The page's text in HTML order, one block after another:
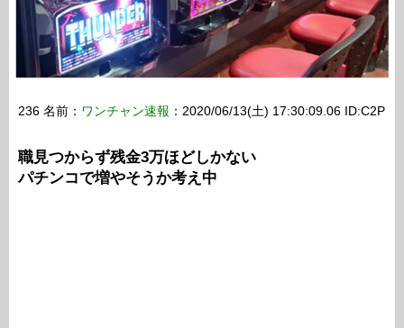
236 名前： ワンチャン速報 ：2020/06/13(土) 17:30:09.06 ID:C2P
職見つからず残金3万ほどしかない
パチンコで増やそうか考え中